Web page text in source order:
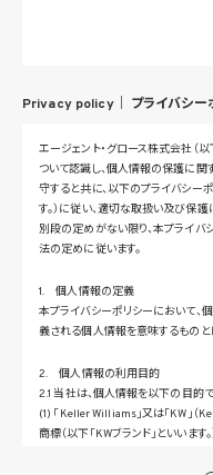
Privacy policy｜ プライバシー
エージェント・グロース株式会社（以
ついて認識し、個人情報の保護に関
守すると共に、以下のプライバシー
す。）に従い、適切な取扱い及び保
別段の定めがない限り、本プライ
法の定めに従います。
1. 個人情報の定義
本プライバシーポリシーにおいて、
義される個人情報を意味するものと
2. 個人情報の利用目的
2.1 当社は、個人情報を以下の目的で
(1) 「Keller Williams」又は「KW」（
商標（以下「KWブランド」といいま